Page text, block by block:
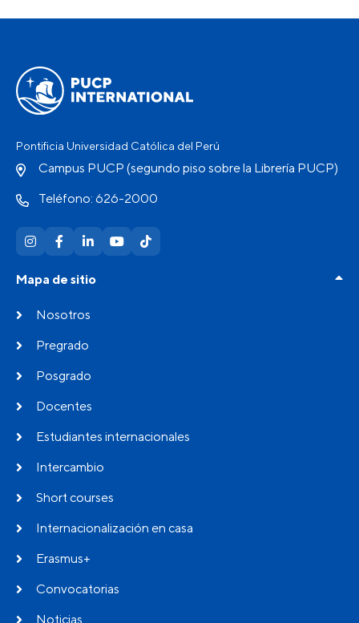
Pontificia Universidad Católica del Perú
Campus PUCP (segundo piso sobre la Librería PUCP)
Teléfono: 626-2000
Mapa de sitio
Nosotros
Pregrado
Posgrado
Docentes
Estudiantes internacionales
Intercambio
Short courses
Internacionalización en casa
Erasmus+
Convocatorias
Noticias